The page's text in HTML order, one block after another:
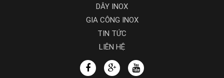
DÂY INOX
GIA CÔNG INOX
TIN TỨC
LIÊN HỆ